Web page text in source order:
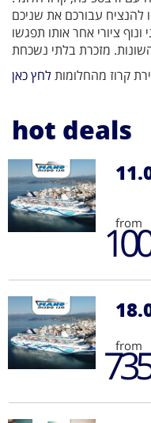
להנציח עבורכם את שניכם
ציורי אחר אותו תפגשו
קרוז מהחלומותלחץ כאן
hot deals
from
from